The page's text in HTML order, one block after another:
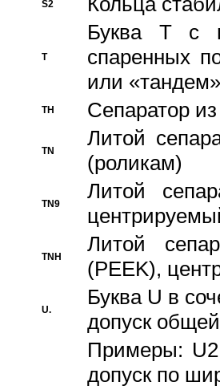
S2
T
Буква T с
спаренных
или «тандем»
TH Сепаратор
TN
Литой
(роликам)
TN9
Литой
TNH
Литой
(PEEK),
U.
Буква U в
допуск
Примеры:
допуск по